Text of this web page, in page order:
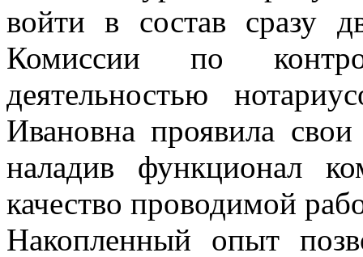
войти в состав сразу
Комиссии по
деятельностью
Ивановна проявила свои
наладив функционал
качество проводимой
Накопленный опыт